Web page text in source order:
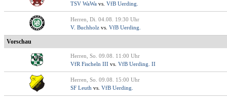
TSV WaWa vs. VfB Uerding.
Herren, Di. 04.08. 19:30 Uhr
V. Buchholz vs. VfB Uerding.
Vorschau
Herren, So. 09.08. 11:00 Uhr
VfR Fischeln III vs. VfB Uerding. II
Herren, So. 09.08. 15:00 Uhr
SF Leuth vs. VfB Uerding.